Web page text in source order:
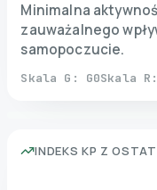
Minimalna
zauważalnego
samopoczucie.
Skala G : G0Skala R
INDEKS KP Z